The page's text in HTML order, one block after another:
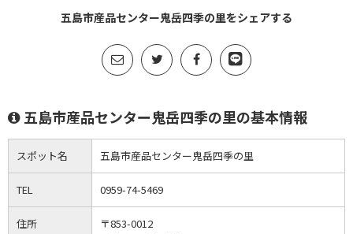
五島市産品センター鬼岳四季の里をシェアする
五島市産品センター鬼岳四季の里の基本情報
スポット名 五島市産品センター鬼岳四季の里
TEL 0959-74-5469
住所
〒853-0012